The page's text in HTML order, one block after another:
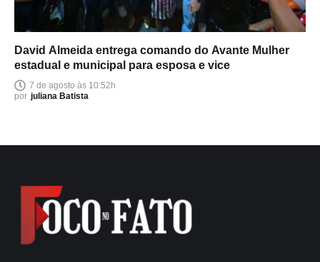
David Almeida entrega comando do Avante Mulher
estadual e municipal para esposa e vice
7 de agosto às 10:52h
por juliana Batista